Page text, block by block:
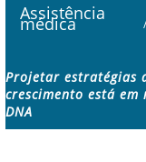
Assistência
médica /
Projetar estratégias
crescimento está em
DNA